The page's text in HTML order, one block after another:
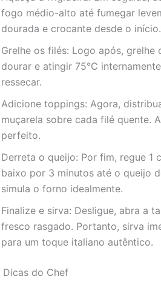
fogo médio-alto até fumegar
dourada e crocante desde o início.
Grelhe os filés: Logo após,
dourar e atingir 75°C
ressecar.
Adicione toppings: Agora,
muçarela sobre cada filé quente.
perfeito.
Derreta o queijo: Por fim, regue 1
baixo por 3 minutos até o queijo
simula o forno idealmente.
Finalize e sirva: Desligue, abra a
fresco rasgado. Portanto, sirva
para um toque italiano autêntico.
Dicas do Chef